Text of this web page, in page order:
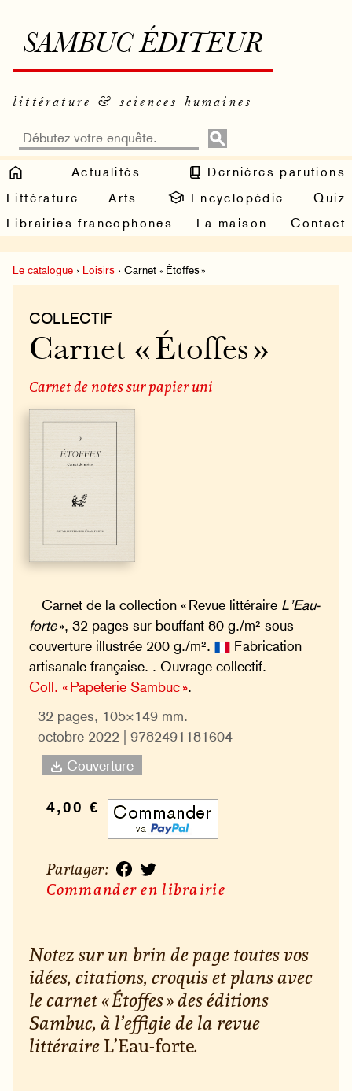
SAMBUC ÉDITEUR
littérature & sciences humaines
Actualités
Dernières parutions
Littérature
Arts Encyclopédie
Quiz
Librairies francophones
La maison Contact
Le catalogue › Loisirs › Carnet « Étoffes »
COLLECTIF
Carnet « Étoffes »
Carnet de notes sur papier uni
Carnet de la collection « Revue littéraire L’Eau-
forte», 32 pages sur bouffant 80 g./m² sous
couverture illustrée 200 g./m².
Fabrication
artisanale française. . Ouvrage collectif.
Coll. « Papeterie Sambuc ».
32 pages, 105×149 mm.
octobre 2022 | 9782491181604
Couverture
4,00 €
Partager :
Commander en librairie
Notez sur un brin de page toutes vos
idées, citations, croquis et plans avec
le carnet « Étoffes » des éditions
Sambuc, à l’effigie de la revue
littéraireL’Eau-forte.